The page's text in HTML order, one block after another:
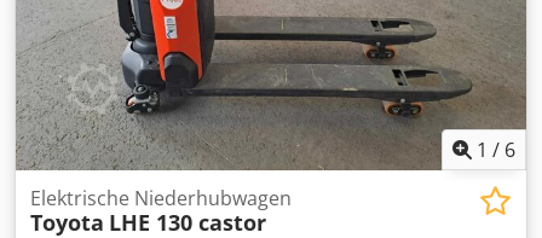
1 / 6
Elektrische Niederhubwagen
Toyota LHE 130 castor